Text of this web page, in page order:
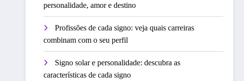
personalidade, amor e destino
Profissões de cada signo: veja quais carreiras
combinam com o seu perfil
Signo solar e personalidade: descubra as
características de cada signo